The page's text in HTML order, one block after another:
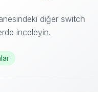
diğer switch
inceleyin.